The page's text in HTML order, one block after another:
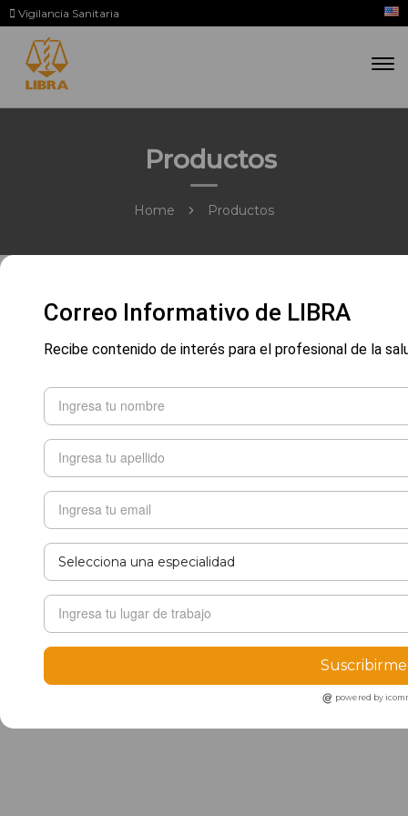
Vigilancia Sanitaria
Productos
Home Productos
Correo Informativo de LIBRA
Recibe contenido de interés para el profesional de la
Suscribirme
powered by